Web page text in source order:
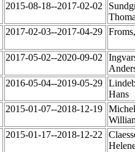
2015-08-18--2017-02-02
2017-02-03--2017-04-29
2017-05-02--2020-09-02
2016-05-04--2019-05-29
Hans
2015-01-07--2018-12-19
2015-01-17--2018-12-22